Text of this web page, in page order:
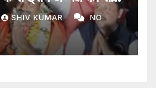
SHIV KUMAR NO